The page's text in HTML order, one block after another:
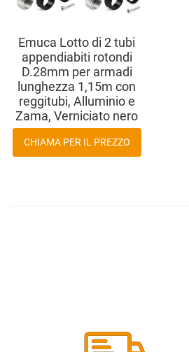
Emuca Lotto di 2 tubi
appendiabiti rotondi
D.28mm per armadi
lunghezza 1,15m con
reggitubi, Alluminio e
Zama, Verniciato nero
CHIAMA PER IL PREZZO